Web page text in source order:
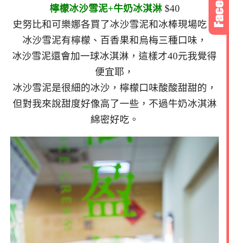
檸檬冰沙雪泥+牛奶冰淇淋$40
史努比和可樂娜各買了冰沙雪泥和冰棒現場吃，
冰沙雪泥有檸檬、百香果和烏梅三種口味，
冰沙雪泥還會加一球冰淇淋，這樣才40元我覺得
便宜耶，
冰沙雪泥是很細的冰沙，檸檬口味酸酸甜甜的，
但對我來說甜度好像高了一些，不過牛奶冰淇淋
綿密好吃。